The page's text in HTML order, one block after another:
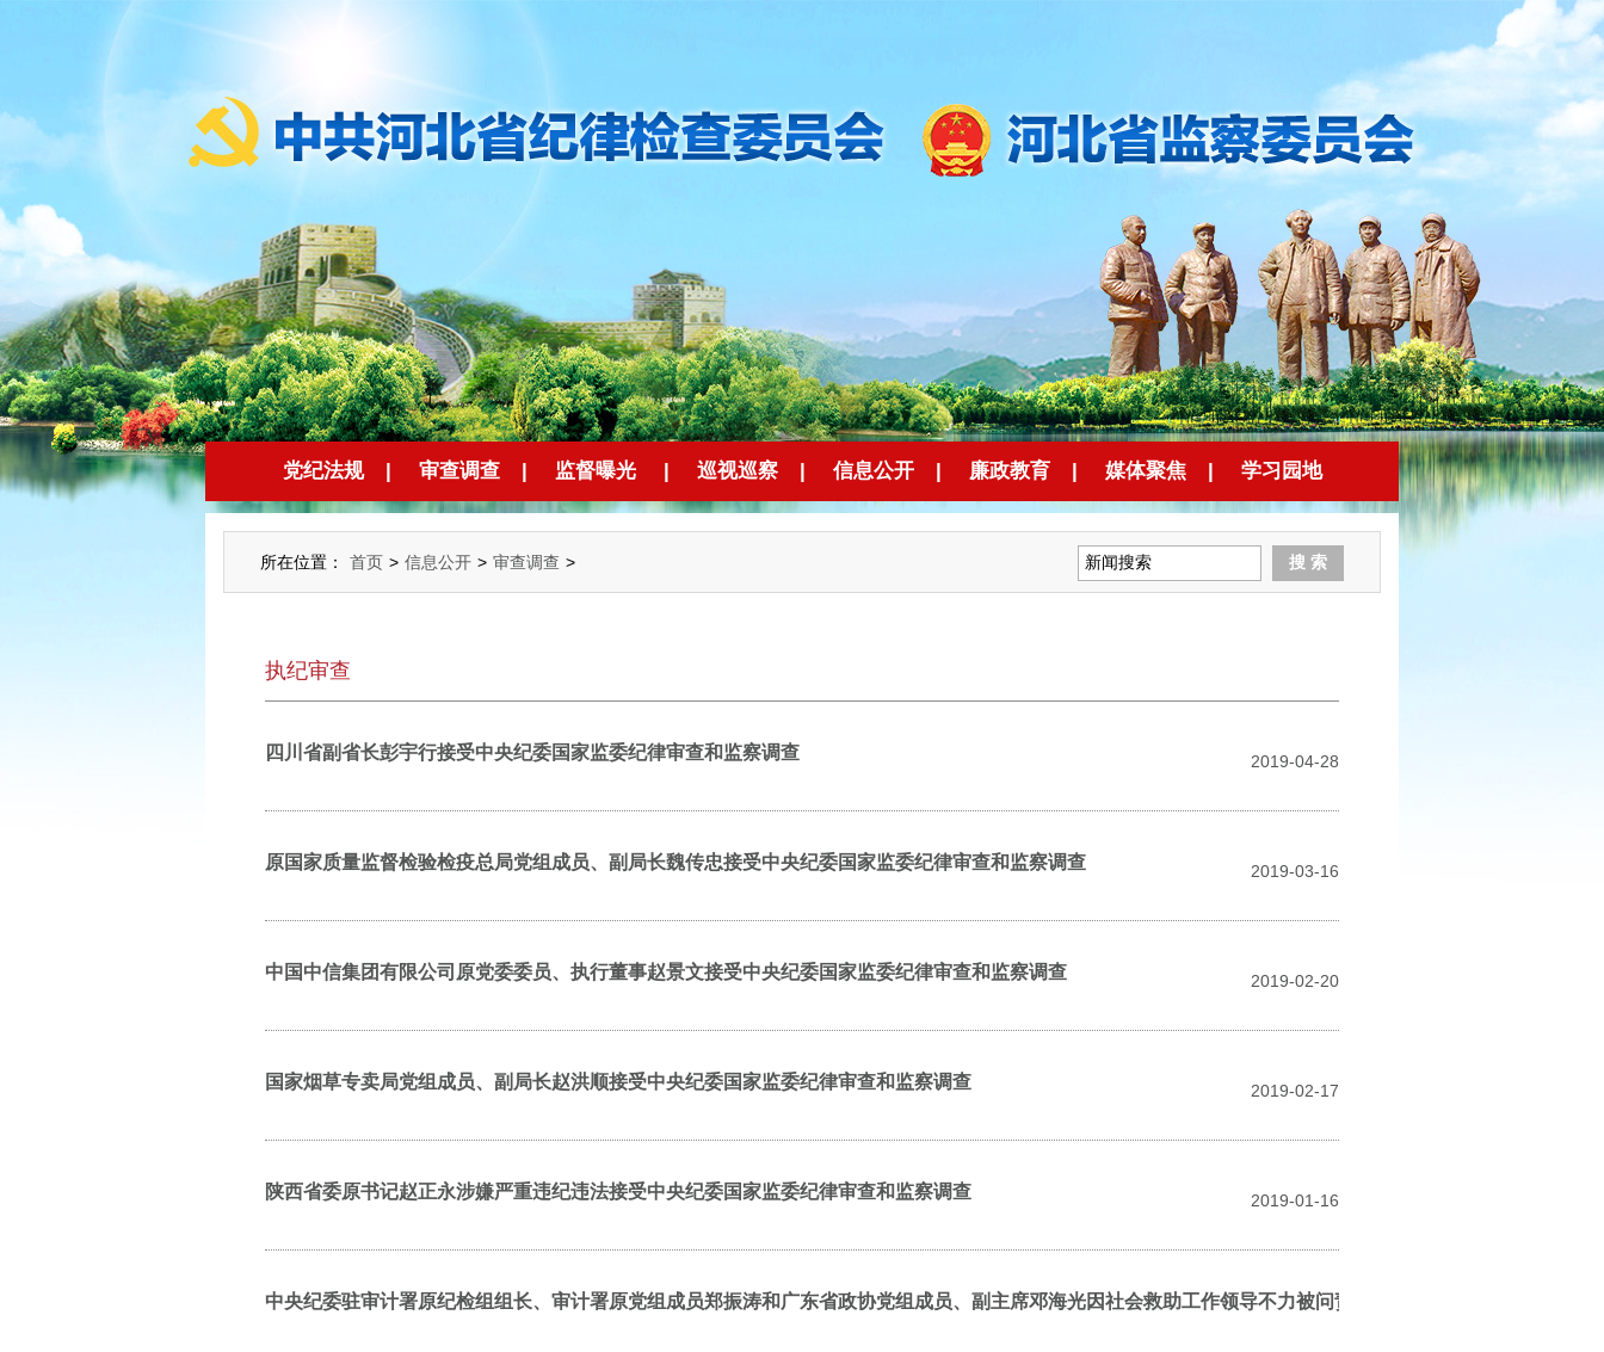
党纪法规 | 审查调查 | 监督曝光 | 巡视巡察 | 信息公开 | 廉政教育 | 媒体聚焦 | 学习园地
所在位置： 首页 > 信息公开 > 审查调查 >
执纪审查
四川省副省长彭宇行接受中央纪委国家监委纪律审查和监察调查 2019-04-28
原国家质量监督检验检疫总局党组成员、副局长魏传忠接受中央纪委国家监委纪律审查和监察调查 2019-03-16
中国中信集团有限公司原党委委员、执行董事赵景文接受中央纪委国家监委纪律审查和监察调查 2019-02-20
国家烟草专卖局党组成员、副局长赵洪顺接受中央纪委国家监委纪律审查和监察调查 2019-02-17
陕西省委原书记赵正永涉嫌严重违纪违法接受中央纪委国家监委纪律审查和监察调查 2019-01-16
中央纪委驻审计署原纪检组组长、审计署原党组成员郑振涛和广东省政协党组成员、副主席邓海光因社会救助工作领导不力被问责